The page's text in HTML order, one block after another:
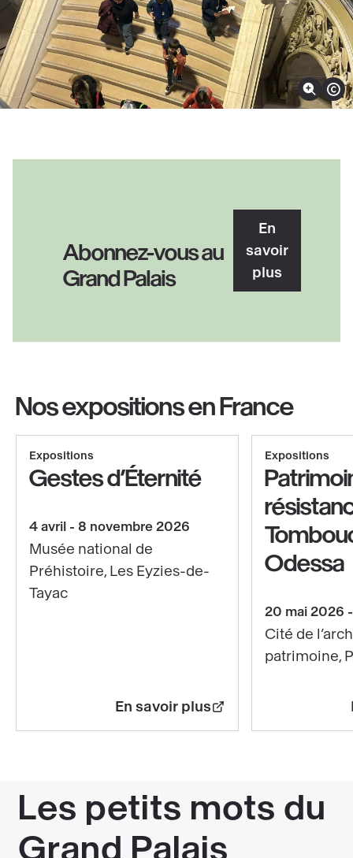
Zoomer sur l'image
Abonnez-vous au
Grand Palais
En
savoir
plus
Nos expositions en France
Expositions
Gestes d’Éternité
4 avril - 8 novembre 2026
Musée national de
Préhistoire, Les Eyzies-de-
Tayac
En savoir plus
Expositions
Odessa
20 mai 2026
Cité de
patrimoine,